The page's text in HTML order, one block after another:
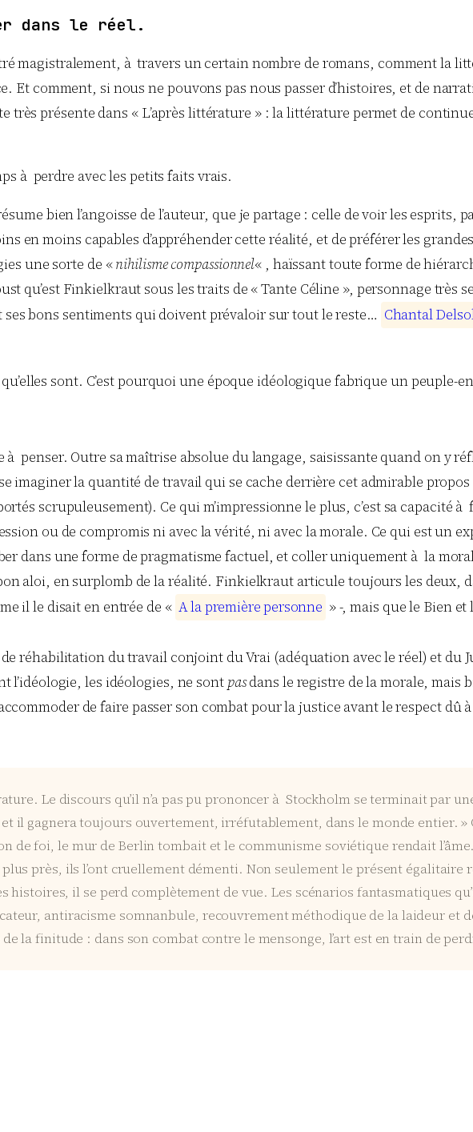
dans le réel.
magistralement, à travers un certain nombre de romans, comment la
Et comment, si nous ne pouvons pas nous passer d’histoires, et de
présente dans « L’après littérature » : la littérature permet de
à perdre avec les petits faits vrais.
bien l’angoisse de l’auteur, que je partage : celle de voir les esprits,
en moins capables d’appréhender cette réalité, et de préférer les
une sorte de «nihilisme compassionnel« , haïssant toute forme de
qu’est Finkielkraut sous les traits de « Tante Céline », personnage très
ses bons sentiments qui doivent prévaloir sur tout le reste… ChantalDelso
sont. C’est pourquoi une époque idéologique fabrique un peuple-
penser. Outre sa maîtrise absolue du langage, saisissante quand on y
imaginer la quantité de travail qui se cache derrière cet admirable
scrupuleusement). Ce qui m’impressionne le plus, c’est sa capacité à
ou de compromis ni avec la vérité, ni avec la morale. Ce qui est un
dans une forme de pragmatisme factuel, et coller uniquement à la
aloi, en surplomb de la réalité. Finkielkraut articule toujours les deux,
il le disait en entrée de « Alapremièrepersonne » -, mais que le Bien
réhabilitation du travail conjoint du Vrai (adéquation avec le réel) et du
l’idéologie, les idéologies, ne sont pasdans le registre de la morale, mais
de faire passer son combat pour la justice avant le respect dû
Le discours qu’il n’a pas pu prononcer à Stockholm se terminait par
il gagnera toujours ouvertement, irréfutablement, dans le monde entier. »
de foi, le mur de Berlin tombait et le communisme soviétique rendait
près, ils l’ont cruellement démenti. Non seulement le présent égalitaire
histoires, il se perd complètement de vue. Les scénarios fantasmatiques
antiracisme somnanbule, recouvrement méthodique de la laideur et
la finitude : dans son combat contre le mensonge, l’art est en train de